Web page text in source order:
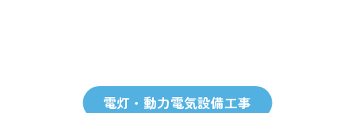
電灯・動力電気設備工事